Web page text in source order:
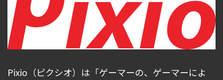
Pixio（ピクシオ）は「ゲーマーの、ゲーマーによ